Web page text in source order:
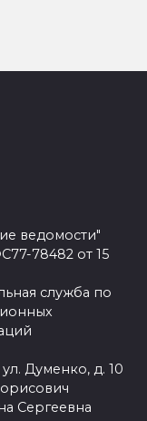
ведомости"
78482 от 15
служба по
Думенко, д. 10
Сергеевна